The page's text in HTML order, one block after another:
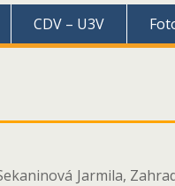
CDV – U3V
Jarmila,